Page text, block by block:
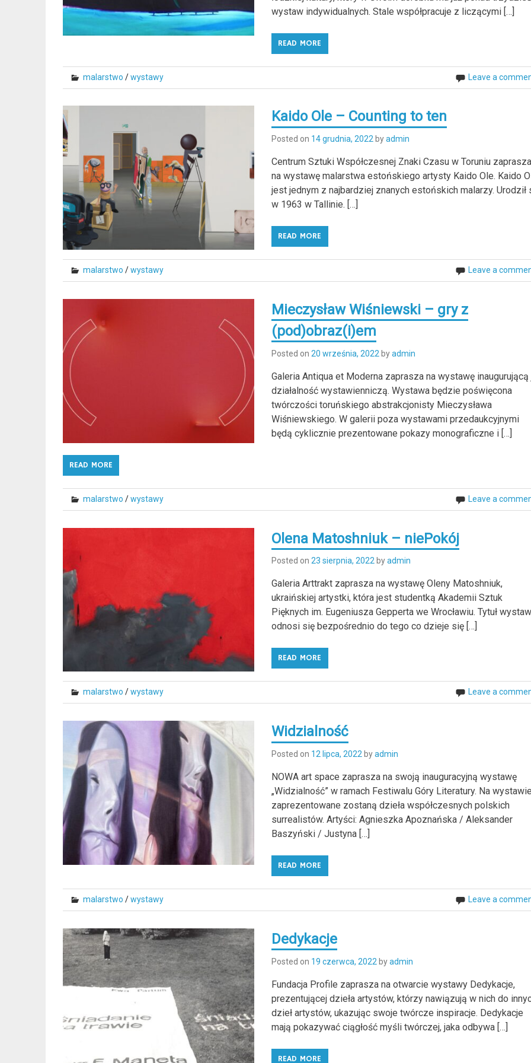
wystaw indywidualnych. Stale współpracuje z liczącymi […]
READ MORE
malarstwo /wystawy Leave a
Kaido Ole – Counting to ten
Posted on 14 grudnia, 2022 byadmin
Centrum Sztuki Współczesnej Znaki Czasu w Toruniu zaprasza
na wystawę malarstwa estońskiego artysty Kaido Ole. Kaido
jest jednym z najbardziej znanych estońskich malarzy. Urodził
w 1963 w Tallinie. […]
READ MORE
malarstwo /wystawy Leave a
Mieczysław Wiśniewski – gry z
(pod)obraz(i)em
Posted on20 września, 2022 byadmin
Galeria Antiqua et Moderna zaprasza na wystawę inaugurującą
działalność wystawienniczą. Wystawa będzie poświęcona
twórczości toruńskiego abstrakcjonisty Mieczysława
Wiśniewskiego. W galerii poza wystawami przedaukcyjnymi
będą cyklicznie prezentowane pokazy monograficzne i […]
READ MORE
malarstwo /wystawy Leave a
Olena Matoshniuk – niePokój
Posted on23 sierpnia, 2022 byadmin
Galeria Arttrakt zaprasza na wystawę Oleny Matoshniuk,
ukraińskiej artystki, która jest studentką Akademii Sztuk
Pięknych im. Eugeniusza Gepperta we Wrocławiu. Tytuł
odnosi się bezpośrednio do tego co dzieje się […]
READ MORE
malarstwo /wystawy Leave a
Widzialność
Posted on 12 lipca, 2022 byadmin
NOWA art space zaprasza na swoją inauguracyjną wystawę
„Widzialność” w ramach Festiwalu Góry Literatury. Na wystawie
zaprezentowane zostaną dzieła współczesnych polskich
surrealistów. Artyści: Agnieszka Apoznańska / Aleksander
Baszyński / Justyna […]
READ MORE
malarstwo /wystawy Leave a
Dedykacje
Posted on 19 czerwca, 2022 byadmin
Fundacja Profile zaprasza na otwarcie wystawy Dedykacje,
prezentującej dzieła artystów, którzy nawiązują w nich do
dzieł artystów, ukazując swoje twórcze inspiracje. Dedykacje
mają pokazywać ciągłość myśli twórczej, jaka odbywa […]
READ MORE